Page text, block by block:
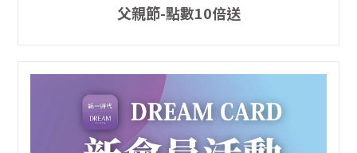
父親節-點數10倍送